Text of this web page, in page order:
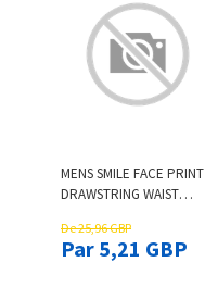
MENS SMILE FACE PRINT
DRAWSTRING WAIST
De 25,96 GBP
Par 5,21 GBP